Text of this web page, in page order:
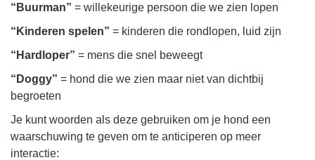
“Buurman” = willekeurige persoon die we zien lopen
“Kinderen spelen” = kinderen die rondlopen, luid zijn
“Hardloper” = mens die snel beweegt
“Doggy” = hond die we zien maar niet van dichtbij
begroeten
Je kunt woorden als deze gebruiken om je hond een
waarschuwing te geven om te anticiperen op meer
interactie: